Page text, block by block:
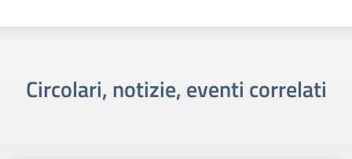
Circolari, notizie, eventi correlati